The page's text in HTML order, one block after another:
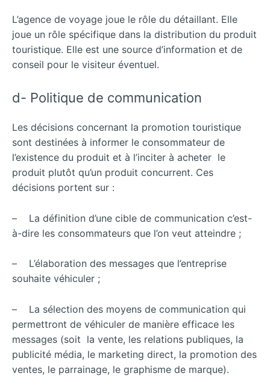
L’agence de voyage joue le rôle du détaillant. Elle
joue un rôle spécifique dans la distribution du produit
touristique. Elle est une source d’information et de
conseil pour le visiteur éventuel.
d- Politique de communication
Les décisions concernant la promotion touristique
sont destinées à informer le consommateur de
l’existence du produit et à l’inciter à acheter le
produit plutôt qu’un produit concurrent. Ces
décisions portent sur :
– La définition d’une cible de communication c’est-
à-dire les consommateurs que l’on veut atteindre ;
– L’élaboration des messages que l’entreprise
souhaite véhiculer ;
– La sélection des moyens de communication qui
permettront de véhiculer de manière efficace les
messages (soit la vente, les relations publiques, la
publicité média, le marketing direct, la promotion des
ventes, le parrainage, le graphisme de marque).